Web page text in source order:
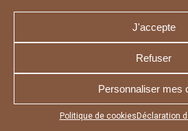
J'accepte
Refuser
Personnaliser mes
Politique de cookies Déclaration
Appuyez sur le bouton partager en bas de